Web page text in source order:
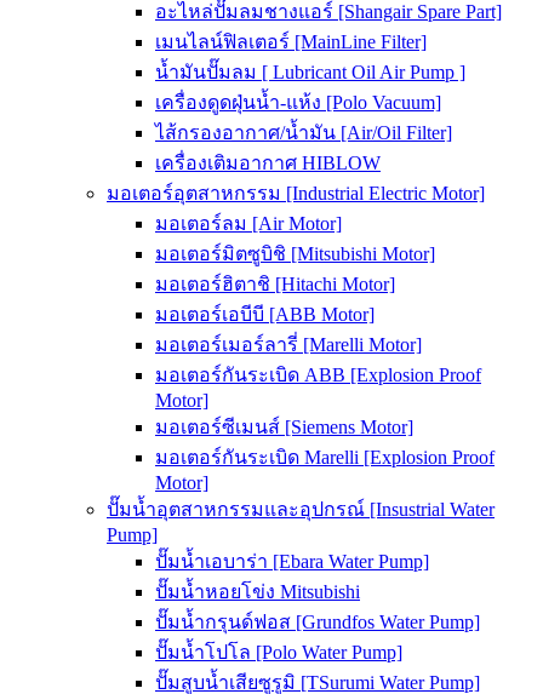
อะไหล่ปั๊มลมชางแอร์ [Shangair Spare Part]
เมนไลน์ฟิลเตอร์ [MainLine Filter]
น้ำมันปั๊มลม [ Lubricant Oil Air Pump ]
เครื่องดูดฝุ่นน้ำ-แห้ง [Polo Vacuum]
ไส้กรองอากาศ/น้ำมัน [Air/Oil Filter]
เครื่องเติมอากาศ HIBLOW
มอเตอร์อุตสาหกรรม [Industrial Electric Motor]
มอเตอร์ลม [Air Motor]
มอเตอร์มิตซูบิชิ [Mitsubishi Motor]
มอเตอร์ฮิตาชิ [Hitachi Motor]
มอเตอร์เอบีบี [ABB Motor]
มอเตอร์เมอร์ลารี่ [Marelli Motor]
มอเตอร์กันระเบิด ABB [Explosion Proof
Motor]
มอเตอร์ซีเมนส์ [Siemens Motor]
มอเตอร์กันระเบิด Marelli [Explosion Proof
Motor]
ปั๊มน้ำอุตสาหกรรมและอุปกรณ์ [Insustrial Water
Pump]
ปั๊มน้ำเอบาร่า [Ebara Water Pump]
ปั๊มน้ำหอยโข่ง Mitsubishi
ปั๊มน้ำกรุนด์ฟอส [Grundfos Water Pump]
ปั๊มน้ำโปโล [Polo Water Pump]
ปั๊มสูบน้ำเสียซูรูมิ [TSurumi Water Pump]